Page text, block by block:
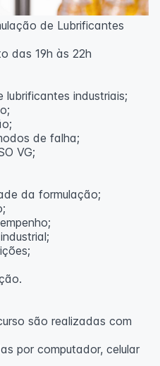
de Lubrificantes
das 19h às 22h
industriais;
de falha;
VG;
da formulação;
são realizadas com
por computador, celular